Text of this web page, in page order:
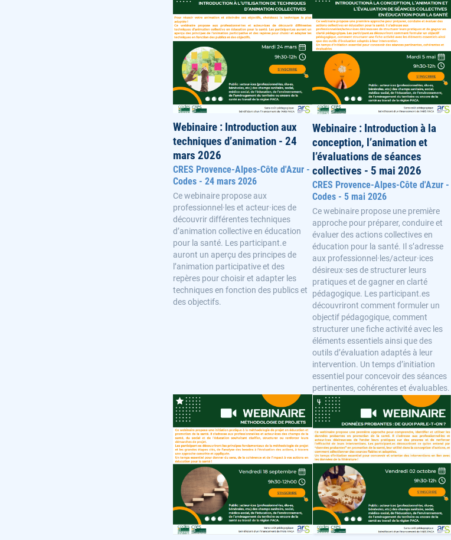
Webinaire : Introduction aux
techniques d’animation - 24
mars 2026
CRES Provence-Alpes-Côte d'Azur -
Codes - 24 mars 2026
Ce webinaire propose aux
professionnel·les et acteur·ices de
découvrir différentes techniques
d’animation collective en éducation
pour la santé. Les participant.e
auront un aperçu des principes de
l’animation participative et des
repères pour choisir et adapter les
techniques en fonction des publics et
des objectifs.
Webinaire : Introduction à la
conception, l’animation et
l’évaluations de séances
collectives - 5 mai 2026
CRES Provence-Alpes-Côte d'Azur -
Codes - 5 mai 2026
Ce webinaire propose une première
approche pour préparer, conduire et
évaluer des actions collectives en
éducation pour la santé. Il s’adresse
aux professionnel·les/acteur·ices
désireux·ses de structurer leurs
pratiques et de gagner en clarté
pédagogique. Les participant.es
découvriront comment formuler un
objectif pédagogique, comment
structurer une fiche activité avec les
éléments essentiels ainsi que des
outils d’évaluation adaptés à leur
intervention. Un temps d’initiation
essentiel pour concevoir des séances
pertinentes, cohérentes et évaluables.